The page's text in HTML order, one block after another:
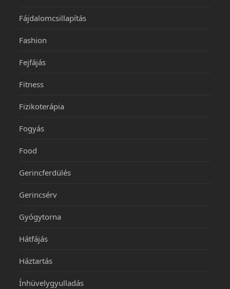
Fájdalomcsillapítás
Fashion
Fejfájás
Fitness
Fizikoterápia
Fogyás
Food
Gerincferdülés
Gerincsérv
Gyógytorna
Hátfájás
Háztartás
Ínhüvelygyulladás